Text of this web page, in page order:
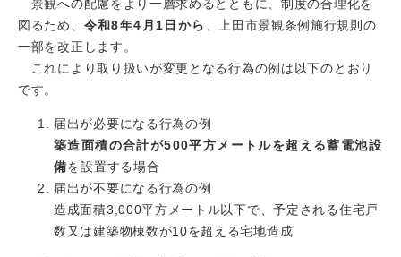
景観への配慮をより一層求めるとともに、制度の合理化を
図るため、 令和8年4月1日から
、上田市景観条例施行規則の
一部を改正します。
これにより取り扱いが変更となる行為の例は以下のとおり
です。
届出が必要になる行為の例
築造面積の合計が500平方メートルを超える蓄電池設
備を設置する場合
届出が不要になる行為の例
造成面積3,000平方メートル以下で、予定される住宅戸
数又は建築物棟数が10を超える宅地造成